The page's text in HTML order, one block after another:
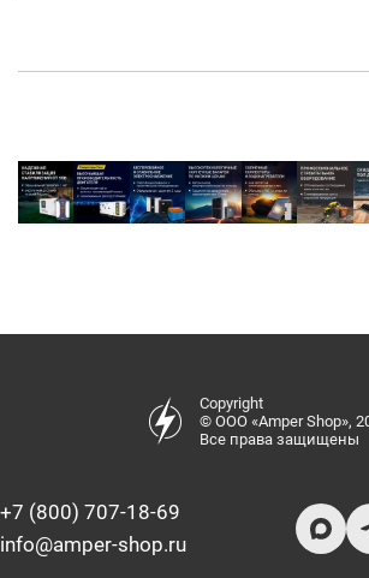
Copyright
© ООО «Amper Shop»,
Все права защищены
+7 (800) 707-18-69
info@amper-shop.ru